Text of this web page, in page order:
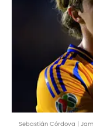
Sebastián Córdova |